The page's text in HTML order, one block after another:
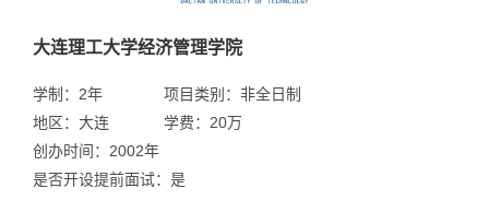
大连理工大学经济管理学院
学制：2年
地区：大连
项目类别：非全日制
学费：20万
创办时间：2002年
是否开设提前面试：是